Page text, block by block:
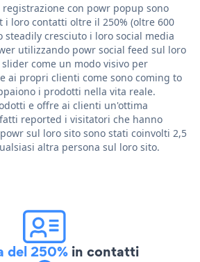
con powr popup sono
loro contatti oltre il 250% (oltre 600
steadily cresciuto i loro social media
utilizzando powr social feed sul loro
come un modo visivo per
ai propri clienti come sono coming to
i prodotti nella vita reale.
e offre ai clienti un'ottima
reported i visitatori che hanno
sul loro sito sono stati coinvolti 2,5
altra persona sul loro sito.
del 250% in contatti